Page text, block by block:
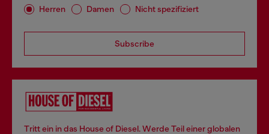
Herren Damen Nicht spezifiziert
Subscribe
Tritt ein in das House of Diesel. Werde Teil einer globalen